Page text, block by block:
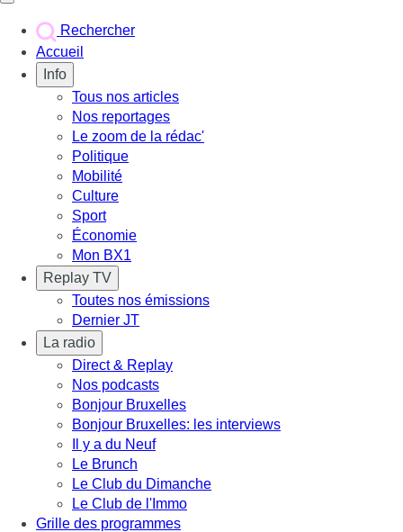
Rechercher
Accueil
Info
Tous nos articles
Nos reportages
Le zoom de la rédac'
Politique
Mobilité
Culture
Sport
Économie
Mon BX1
Replay TV
Toutes nos émissions
Dernier JT
La radio
Direct & Replay
Nos podcasts
Bonjour Bruxelles
Bonjour Bruxelles: les interviews
Il y a du Neuf
Le Brunch
Le Club du Dimanche
Le Club de l'Immo
Grille des programmes